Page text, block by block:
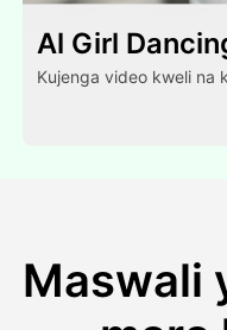
Al Girl
Kujenga video kweli na
Maswali